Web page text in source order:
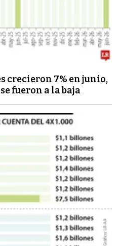
crecieron 7% en junio,
fueron a la baja